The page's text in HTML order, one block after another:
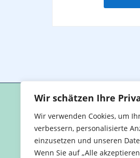
Wir schätzen Ihre
Wir verwenden Cookies, um
verbessern, personalisierte
einzusetzen und unseren
Wenn Sie auf „Alle
Home Kontakt